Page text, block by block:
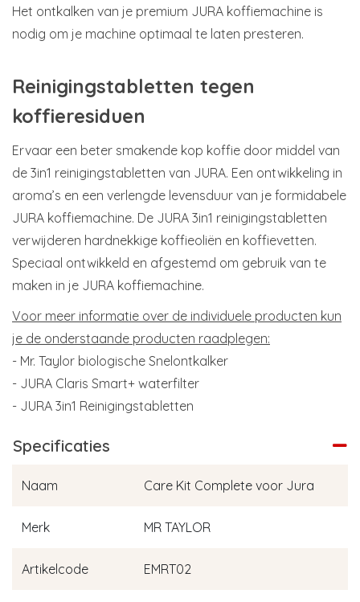
Het ontkalken van je premium JURA koffiemachine is
nodig om je machine optimaal te laten presteren.
Reinigingstabletten tegen
koffieresiduen
Ervaar een beter smakende kop koffie door middel van
de 3in1 reinigingstabletten van JURA. Een ontwikkeling in
aroma’s en een verlengde levensduur van je formidabele
JURA koffiemachine. De JURA 3in1 reinigingstabletten
verwijderen hardnekkige koffieoliën en koffievetten.
Speciaal ontwikkeld en afgestemd om gebruik van te
maken in je JURA koffiemachine.
Voor meer informatie over de individuele producten kun
je de onderstaande producten raadplegen:
- Mr. Taylor biologische Snelontkalker
- JURA Claris Smart+ waterfilter
- JURA 3in1 Reinigingstabletten
Specificaties
Naam Care Kit Complete voor Jura
Merk MR TAYLOR
Artikelcode EMRT02